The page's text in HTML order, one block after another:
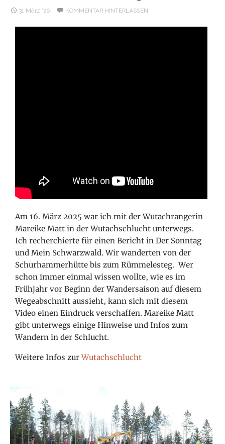
31 März ’26 KOMMENTAR HINTERLASSEN
Am 16. März 2025 war ich mit der Wutachrangerin
Mareike Matt in der Wutachschlucht unterwegs.
Ich recherchierte für einen Bericht in Der Sonntag
und Mein Schwarzwald. Wir wanderten von der
Schurhammerhütte bis zum Rümmelesteg. Wer
schon immer einmal wissen wollte, wie es im
Frühjahr vor Beginn der Wandersaison auf diesem
Wegeabschnitt aussieht, kann sich mit diesem
Video einen Eindruck verschaffen. Mareike Matt
gibt unterwegs einige Hinweise und Infos zum
Wandern in der Schlucht.
Weitere Infos zurWutachschlucht